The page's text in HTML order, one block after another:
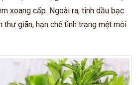
xoang cấp. Ngoài ra, tinh dầu bạc
thư giãn, hạn chế tình trạng mệt mỏi